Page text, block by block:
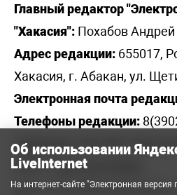
Главный редактор
"Хакасия": Похабов
Адрес редакции: 655017,
Хакасия, г. Абакан, ул.
Электронная почта
Телефоны редакции:
приемная, 222-248 -
2230 - отдел рекламы,
Об использовании
LiveInternet
На интернет-сайте "Электронная версия